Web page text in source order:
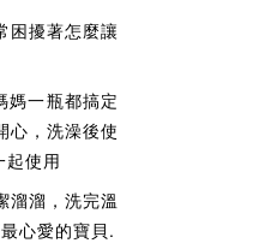
困擾著怎麼讓
媽一瓶都搞定
心，洗澡後使
起使用
溜溜，洗完溫
心愛的寶貝.